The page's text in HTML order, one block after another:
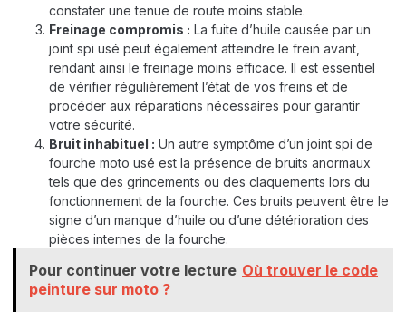
constater une tenue de route moins stable.
Freinage compromis : La fuite d’huile causée par un
joint spi usé peut également atteindre le frein avant,
rendant ainsi le freinage moins efficace. Il est essentiel
de vérifier régulièrement l’état de vos freins et de
procéder aux réparations nécessaires pour garantir
votre sécurité.
Bruit inhabituel : Un autre symptôme d’un joint spi de
fourche moto usé est la présence de bruits anormaux
tels que des grincements ou des claquements lors du
fonctionnement de la fourche. Ces bruits peuvent être le
signe d’un manque d’huile ou d’une détérioration des
pièces internes de la fourche.
Pour continuer votre lecture Où trouver le code
peinture sur moto ?